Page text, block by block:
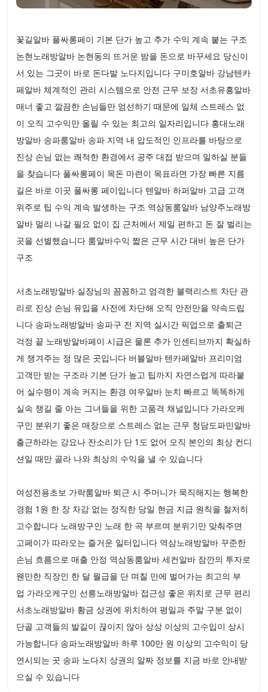
꽃길알바 풀싸롱페이 기본 단가 높고 추가 수익 계속 붙는 구조
논현노래방알바 논현동의 뜨거운 밤을 돈으로 바꾸세요 당신이
서 있는 그곳이 바로 돈다발 노다지입니다 구미호알바 강남텐카
페알바 체계적인 관리 시스템으로 안전 근무 보장 서초유흥알바
매너 좋고 깔끔한 손님들만 엄선하기 때문에 일체 스트레스 없
이 오직 고수익만 올릴 수 있는 최고의 일자리입니다 홍대노래
방알바 송파룸알바 송파 지역 내 압도적인 인프라를 바탕으로
진상 손님 없는 쾌적한 환경에서 공주 대접 받으며 일하실 분들
을 찾습니다 풀싸롱페이 목돈 마련이 목표라면 가장 빠른 지름
길은 바로 이곳 풀싸롱 페이입니다 텐알바 하퍼알바 고급 고객
위주로 팁 수익 계속 발생하는 구조 역삼동룸알바 남양주노래방
알바 멀리 나갈 필요 없이 집 근처에서 제일 편하고 돈 잘 벌리는
곳을 선별했습니다 룸알바수익 짧은 근무 시간 대비 높은 단가
구조
서초노래방알바 실장님의 꼼꼼하고 엄격한 블랙리스트 차단 관
리로 진상 손님 유입을 사전에 차단해 오직 안전만을 약속드립
니다 송파노래방알바 송파구 전 지역 실시간 픽업으로 출퇴근
걱정 끝 노래방알바페이 시급은 물론 추가 인센티브까지 확실하
게 챙겨주는 정 많은 곳입니다 버블알바 텐카페알바 프리미엄
고객만 받는 구조라 기본 단가 높고 팁까지 자연스럽게 따라붙
어 실수령이 계속 커지는 환경 여우알바 눈치 빠르고 똑똑하게
실속 챙길 줄 아는 그녀들을 위한 고품격 채널입니다 가라오케
구인 분위기 좋은 매장으로 스트레스 없는 근무 청담도파민알바
출근하라는 강요나 잔소리가 단 1도 없어 오직 본인의 최상 컨디
션일 때만 골라 나와 최상의 수익을 낼 수 있습니다
여성전용초보 가락룸알바 퇴근 시 주머니가 묵직해지는 행복한
경험 1원 한 장 차감 없는 정직한 당일 현금 지급 원칙을 철저히
고수합니다 노래방구인 노래 한 곡 부르며 분위기만 맞춰주면
고페이가 따라오는 즐거운 일터입니다 역삼노래방알바 꾸준한
손님 흐름으로 매출 안정 역삼동룸알바 세컨알바 잠깐의 투자로
웬만한 직장인 한 달 월급을 단 며칠 만에 벌어가는 최고의 부
업 가라오케구인 선릉노래방알바 접근성 좋은 위치로 근무 편리
서초노래방알바 황금 상권에 위치하여 평일과 주말 구분 없이
단골 고객들의 발길이 끊이지 않아 상상 이상의 고수입이 상시
가능합니다 송파노래방알바 하루 100만 원 이상의 고수익이 당
연시되는 곳 송파 노다지 상권의 알짜 정보를 지금 바로 안내받
으실 수 있습니다